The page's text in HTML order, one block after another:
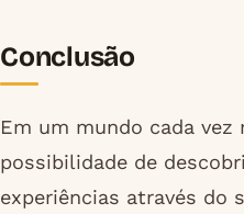
Conclusão
Em um mundo cada vez
possibilidade de
experiências através do